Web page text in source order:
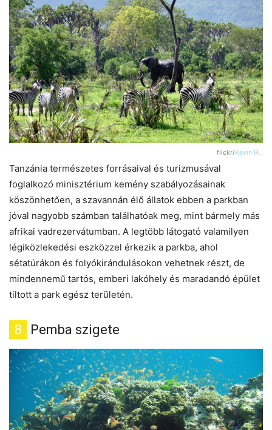
flickr/Kevin H.
Tanzánia természetes forrásaival és turizmusával
foglalkozó minisztérium kemény szabályozásainak
köszönhetően, a szavannán élő állatok ebben a parkban
jóval nagyobb számban találhatóak meg, mint bármely más
afrikai vadrezervátumban. A legtöbb látogató valamilyen
légiközlekedési eszközzel érkezik a parkba, ahol
sétatúrákon és folyókirándulásokon vehetnek részt, de
mindennemű tartós, emberi lakóhely és maradandó épület
tiltott a park egész területén.
8 Pemba szigete